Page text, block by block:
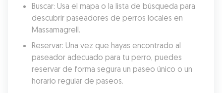
Buscar: Usa el mapa o la lista de búsqueda para
descubrir paseadores de perros locales en
Massamagrell.
Reservar: Una vez que hayas encontrado al
paseador adecuado para tu perro, puedes
reservar de forma segura un paseo único o un
horario regular de paseos.